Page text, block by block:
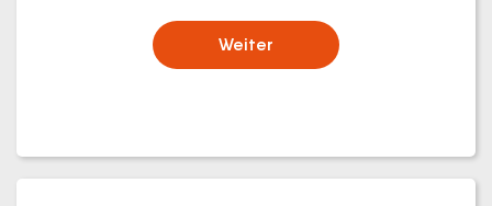
Weiter